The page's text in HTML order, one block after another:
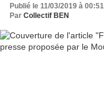
Publié le 11/03/2019 à 00:51
Par Collectif BEN